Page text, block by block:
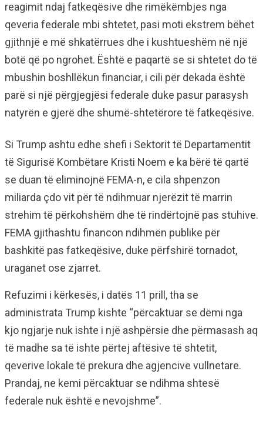
reagimit ndaj fatkeqësive dhe rimëkëmbjes nga
qeveria federale mbi shtetet, pasi moti ekstrem bëhet
gjithnjë e më shkatërrues dhe i kushtueshëm në një
botë që po ngrohet. Është e paqartë se si shtetet do të
mbushin boshllëkun financiar, i cili për dekada është
parë si një përgjegjësi federale duke pasur parasysh
natyrën e gjerë dhe shumë-shtetërore të fatkeqësive.
Si Trump ashtu edhe shefi i Sektorit të Departamentit
të Sigurisë Kombëtare Kristi Noem e ka bërë të qartë
se duan të eliminojnë FEMA-n, e cila shpenzon
miliarda çdo vit për të ndihmuar njerëzit të marrin
strehim të përkohshëm dhe të rindërtojnë pas stuhive.
FEMA gjithashtu financon ndihmën publike për
bashkitë pas fatkeqësive, duke përfshirë tornadot,
uraganet ose zjarret.
Refuzimi i kërkesës, i datës 11 prill, tha se
administrata Trump kishte “përcaktuar se dëmi nga
kjo ngjarje nuk ishte i një ashpërsie dhe përmasash aq
të madhe sa të ishte përtej aftësive të shtetit,
qeverive lokale të prekura dhe agjencive vullnetare.
Prandaj, ne kemi përcaktuar se ndihma shtesë
federale nuk është e nevojshme”.